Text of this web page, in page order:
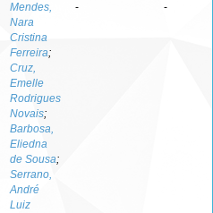
Mendes,
Nara
Cristina
Ferreira;
Cruz,
Emelle
Rodrigues
Novais;
Barbosa,
Eliedna
de Sousa;
Serrano,
André
Luiz
- -